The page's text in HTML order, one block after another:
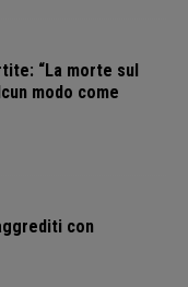
“La morte sul
modo come
con